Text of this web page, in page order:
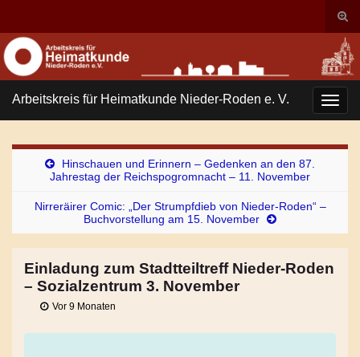
Search for:
Arbeitskreis für Heimatkunde Nieder-Roden e. V.
Hinschauen und Erinnern – Gedenken an den 87.
Jahrestag der Reichspogromnacht – 11. November
Nirreräirer Comic: „Der Strumpfdieb von Nieder-Roden“ –
Buchvorstellung am 15. November
Einladung zum Stadtteiltreff Nieder-Roden
– Sozialzentrum 3. November
Vor 9 Monaten